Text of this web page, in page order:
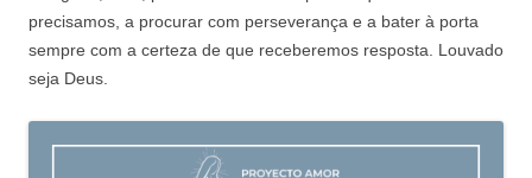
precisamos, a procurar com perseverança e a bater à porta
sempre com a certeza de que receberemos resposta. Louvado
seja Deus.